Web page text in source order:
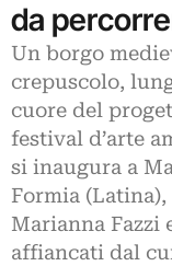
da
Un borgo
crepuscolo,
cuore del
festival d’arte
si inaugura a
Formia
Marianna Fazzi
affiancati dal